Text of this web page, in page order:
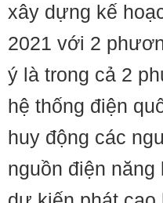
xây dựng kế
2021 với 2
ý là trong cả 2
hệ thống điện
huy động các
nguồn điện